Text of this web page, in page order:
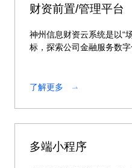
财资前置/管理平台
神州信息财资云系统是以“
标，探索公司金融服务数字
了解更多
多端小程序